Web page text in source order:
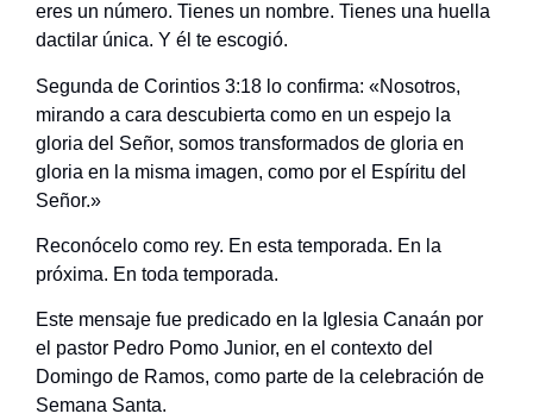
eres un número. Tienes un nombre. Tienes una huella
dactilar única. Y él te escogió.
Segunda de Corintios 3:18 lo confirma: «Nosotros,
mirando a cara descubierta como en un espejo la
gloria del Señor, somos transformados de gloria en
gloria en la misma imagen, como por el Espíritu del
Señor.»
Reconócelo como rey. En esta temporada. En la
próxima. En toda temporada.
Este mensaje fue predicado en la Iglesia Canaán por
el pastor Pedro Pomo Junior, en el contexto del
Domingo de Ramos, como parte de la celebración de
Semana Santa.